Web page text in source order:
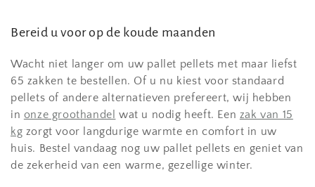
Bereid u voor op de koude maanden
Wacht niet langer om uw pallet pellets met maar liefst
65 zakken te bestellen. Of u nu kiest voor standaard
pellets of andere alternatieven prefereert, wij hebben
in onze groothandel wat u nodig heeft. Een zak van 15
kg zorgt voor langdurige warmte en comfort in uw
huis. Bestel vandaag nog uw pallet pellets en geniet van
de zekerheid van een warme, gezellige winter.